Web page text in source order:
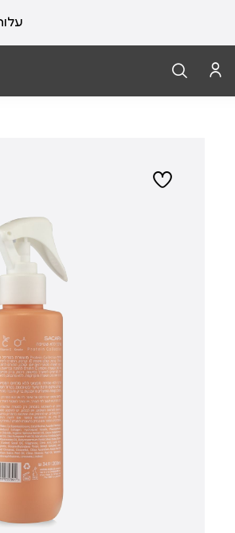
עלות משלוח 19 ₪